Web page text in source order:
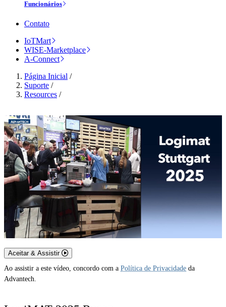
Funcionários
Contato
IoTMart
WISE-Marketplace
A-Connect
Página Inicial /
Suporte /
Resources /
Aceitar & Assistir
Ao assistir a este vídeo, concordo com a Política de Privacidade da
Advantech.